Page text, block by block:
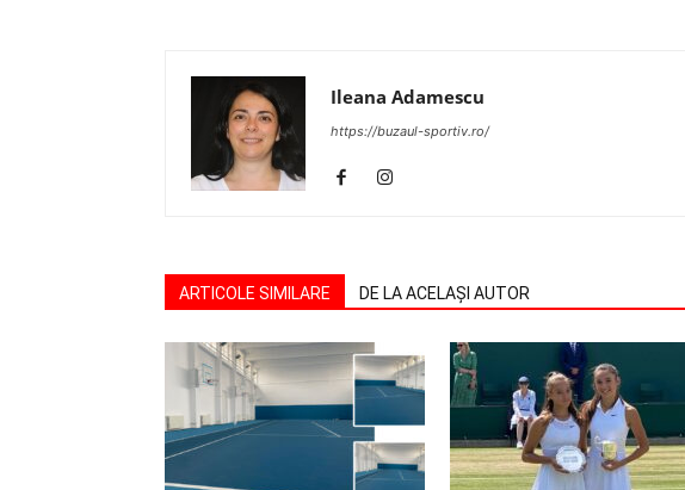
Ileana Adamescu
https://buzaul-sportiv.ro/
ARTICOLE SIMILARE DE LA ACELAȘI AUTOR